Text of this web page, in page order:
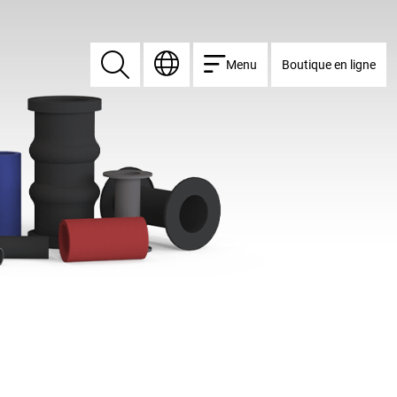
Rechercher
Rechercher Menu Boutique en ligne